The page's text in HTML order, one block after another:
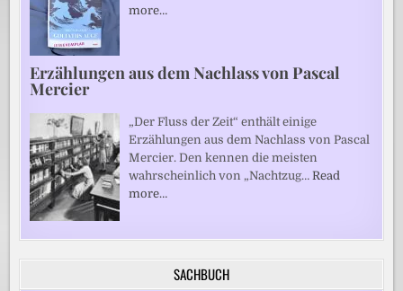
more…
Erzählungen aus dem Nachlass von Pascal
Mercier
„Der Fluss der Zeit“ enthält einige
Erzählungen aus dem Nachlass von Pascal
Mercier. Den kennen die meisten
wahrscheinlich von „Nachtzug…Read
more…
SACHBUCH